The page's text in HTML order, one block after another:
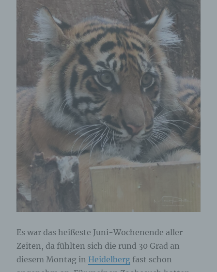
Es war das heißeste Juni-Wochenende aller
Zeiten, da fühlten sich die rund 30 Grad an
diesem Montag in Heidelberg fast schon
Bei der Nutzung dieser allgemeinen Daten und
Informationen ziehen wird keine Rückschlüsse auf
die betroffene Person. Diese Informationen werden
vielmehr benötigt, um (1) die Inhalte unserer
Internetseite korrekt auszuliefern, (2) die Inhalte
unserer Internetseite sowie die Werbung für diese
zu optimieren, (3) die dauerhafte
Funktionsfähigkeit unserer
informationstechnologischen Systeme und der
Technik unserer Internetseite zu gewährleisten
sowie (4) um Strafverfolgungsbehörden im Falle
eines Cyberangriffes die zur Strafverfolgung
notwendigen Informationen bereitzustellen. Diese
anonym erhobenen Daten und Informationen
werden durch uns daher einerseits statistisch und
ferner mit dem Ziel ausgewertet, den Datenschutz
und die Datensicherheit in unserem Unternehmen
zu erhöhen, um letztlich ein optimales
Schutzniveau für die von uns verarbeiteten
personenbezogenen Daten sicherzustellen. Die
anonymen Daten der Server-Logfiles werden
gespeichert.
Registrierung auf unserer Internetseite